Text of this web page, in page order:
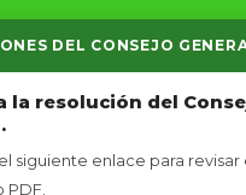
DEL CONSEJO
la resolución del
siguiente enlace para
PDF.